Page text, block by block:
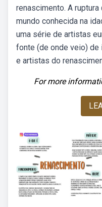
renascimento. A
mundo conhecida na
uma série de artistas
fonte (de onde veio) de
e artistas do
For more